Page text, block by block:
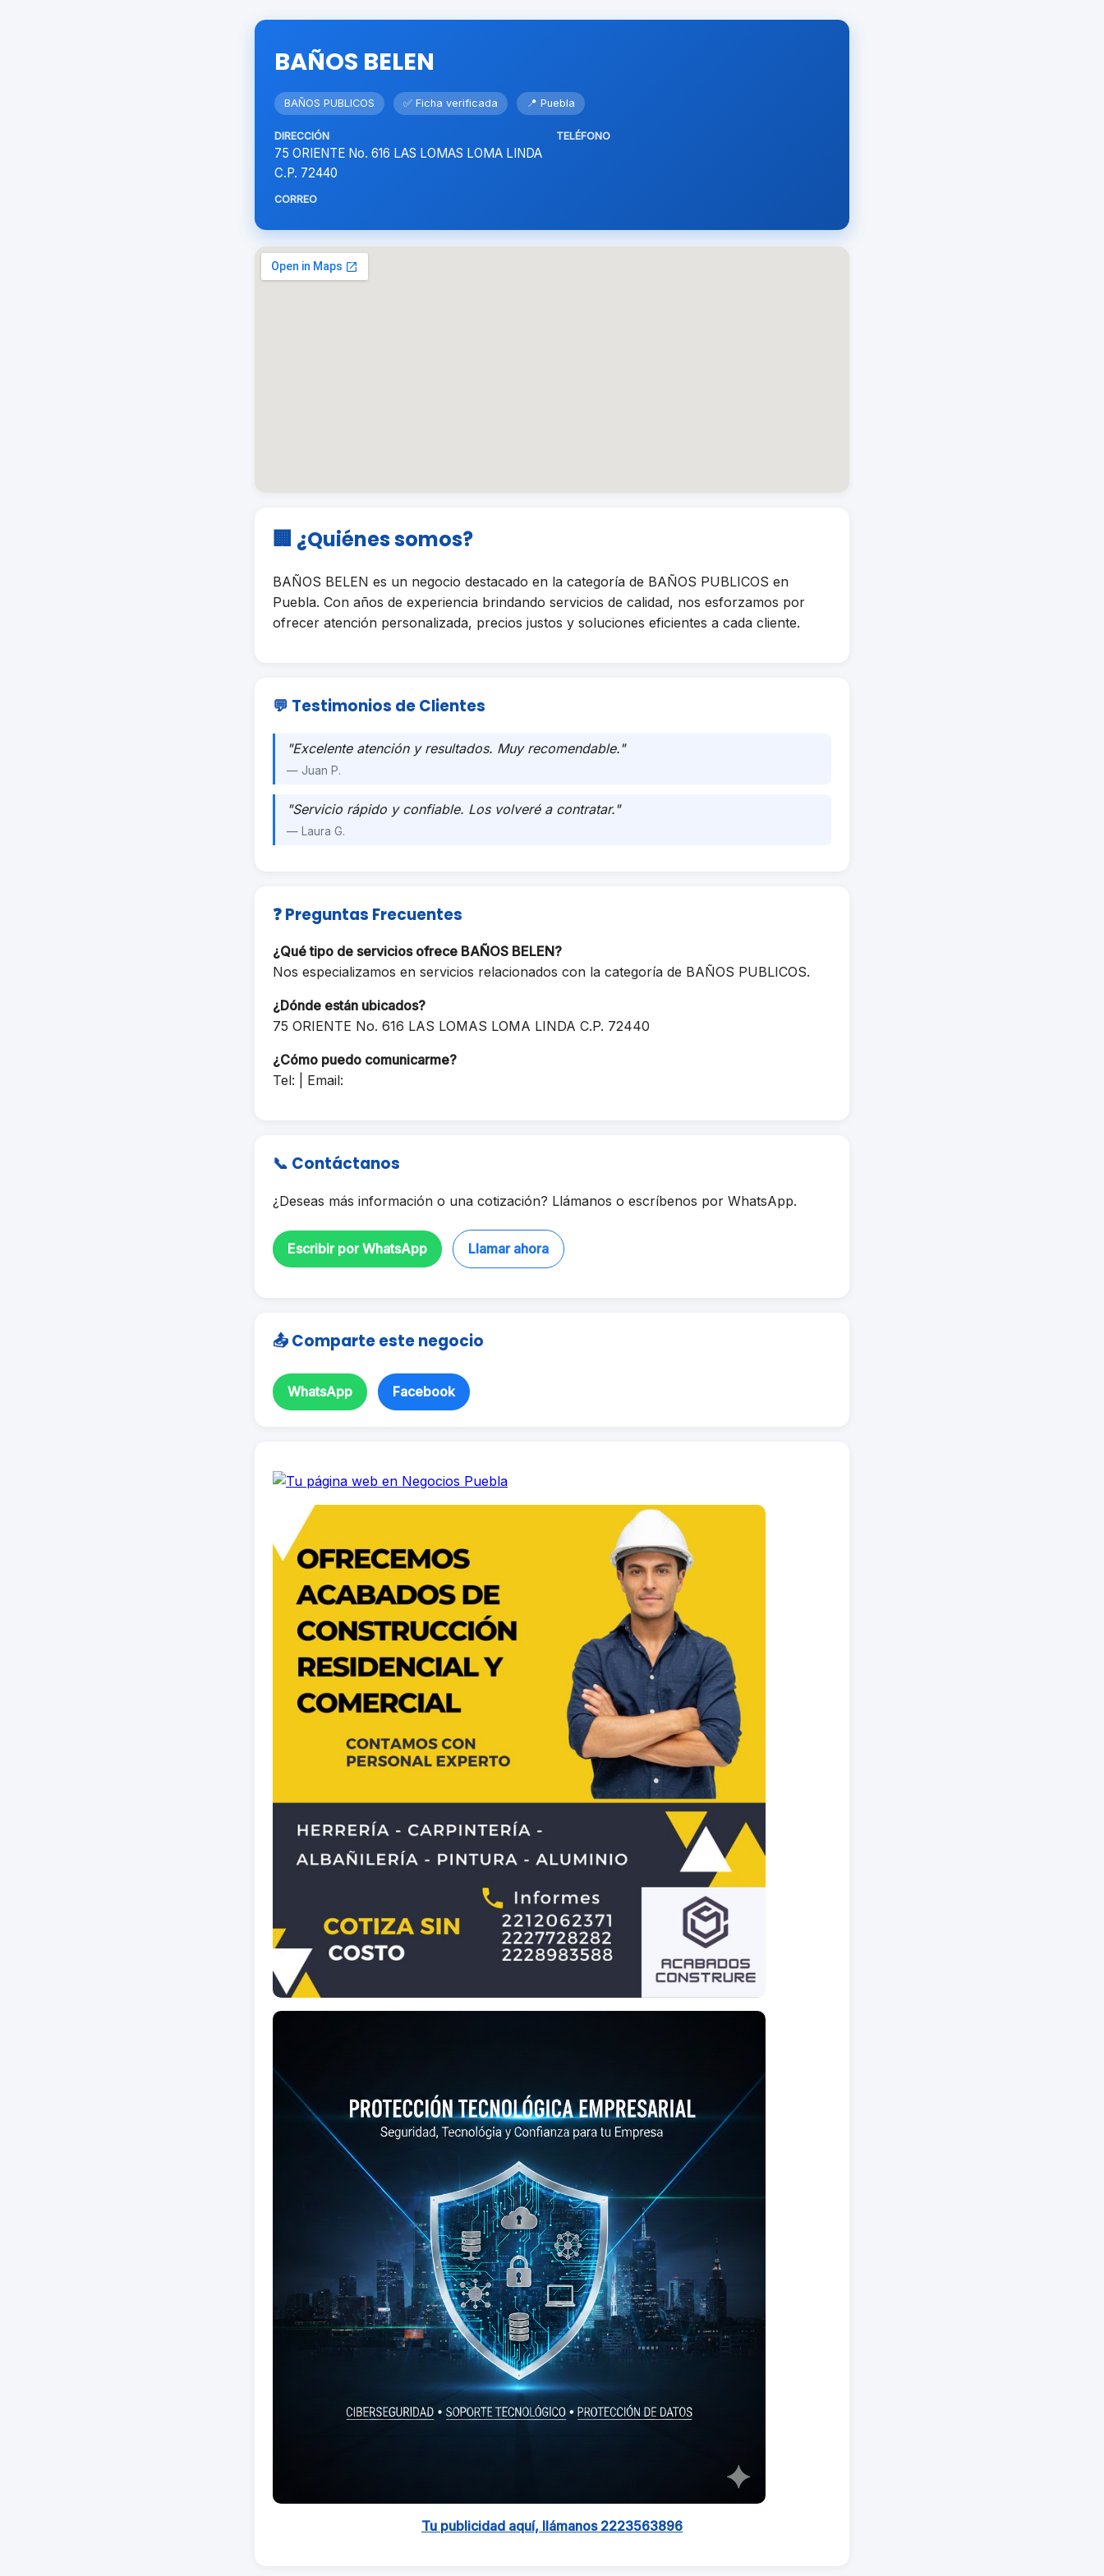
BAÑOS BELEN
BAÑOS PUBLICOS ✅ Ficha verificada 📍 Puebla
DIRECCIÓN
75 ORIENTE No. 616 LAS LOMAS LOMA LINDA
C.P. 72440
TELÉFONO
CORREO
🏢 ¿Quiénes somos?
BAÑOS BELEN es un negocio destacado en la categoría de BAÑOS PUBLICOS en
Puebla. Con años de experiencia brindando servicios de calidad, nos esforzamos por
ofrecer atención personalizada, precios justos y soluciones eficientes a cada cliente.
💬 Testimonios de Clientes
"Excelente atención y resultados. Muy recomendable."
— Juan P.
"Servicio rápido y confiable. Los volveré a contratar."
— Laura G.
❓ Preguntas Frecuentes
¿Qué tipo de servicios ofrece BAÑOS BELEN?
Nos especializamos en servicios relacionados con la categoría de BAÑOS PUBLICOS.
¿Dónde están ubicados?
75 ORIENTE No. 616 LAS LOMAS LOMA LINDA C.P. 72440
¿Cómo puedo comunicarme?
Tel: | Email:
📞 Contáctanos
¿Deseas más información o una cotización? Llámanos o escríbenos por WhatsApp.
Escribir por WhatsApp Llamar ahora
📤 Comparte este negocio
WhatsApp Facebook
Tu publicidad aquí, llámanos 2223563896